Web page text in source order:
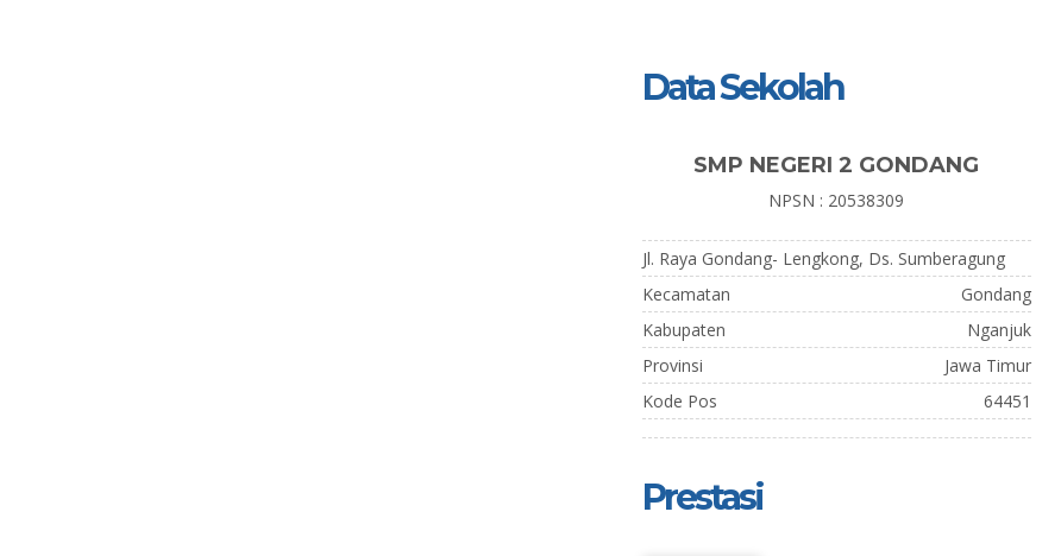
Data Sekolah
SMP NEGERI 2 GONDANG
NPSN : 20538309
Jl. Raya Gondang- Lengkong, Ds. Sumberagung
Kecamatan
Gondang
Kabupaten
Nganjuk
Provinsi
Jawa Timur
Kode Pos
64451
Prestasi